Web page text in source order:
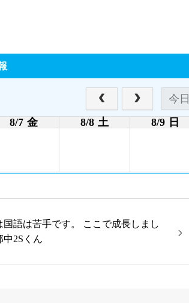
今日
8/7 金 8/8 土 8/9 日
国語は苦手です。 ここで成長しまし
中2Sくん